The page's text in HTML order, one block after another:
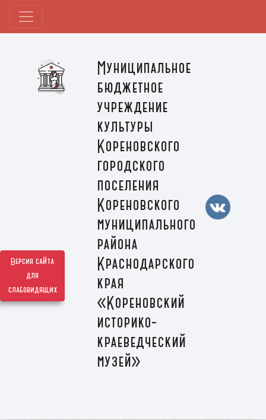
Версия сайта
для
слабовидящих
Муниципальное
бюджетное
учреждение
культуры
Кореновского
городского
поселения
Кореновского
муниципального
района
Краснодарского
края
«Кореновский
историко-
краеведческий
музей»